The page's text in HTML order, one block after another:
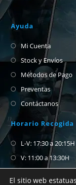
Ayuda
Mi Cuenta
Stock y Envíos
Métodos de Pago
Preventas
Contáctanos
Horario Recogida
L-V: 17:30 a 20:15H
V: 11:00 a 13:30H
El sitio web